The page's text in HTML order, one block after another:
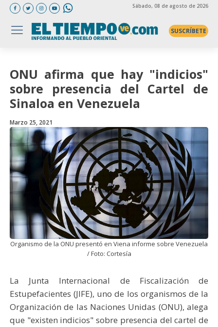
Sábado, 08 de agosto de 2026
SUSCRÍBETE
ONU afirma que hay "indicios"
sobre presencia del Cartel de
Sinaloa en Venezuela
Marzo 25, 2021
Organismo de la ONU presentó en Viena informe sobre Venezuela
/ Foto: Cortesía
La Junta Internacional de Fiscalización de
Estupefacientes (JIFE), uno de los organismos de la
Organización de las Naciones Unidas (ONU), alega
que "existen indicios" sobre presencia del cartel de